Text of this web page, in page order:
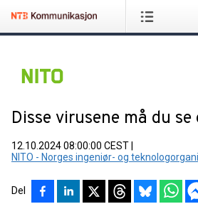
Disse virusene må du
12.10.2024 08:00:00 CEST
NITO - Norges ingeniør- og
Del